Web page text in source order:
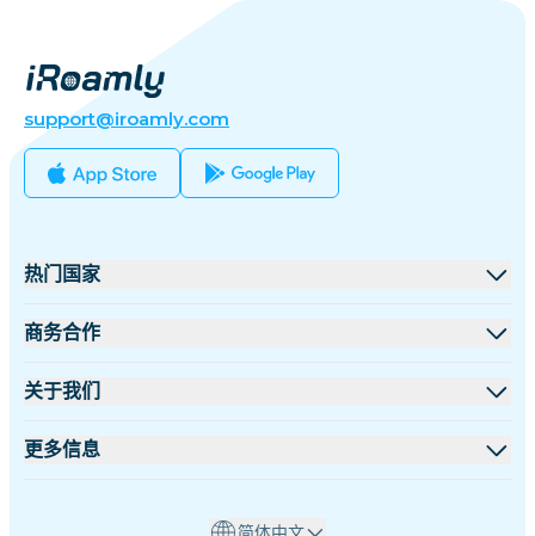
support@iroamly.com
热门国家
美国
法国
商务合作
批发平台
关于我们
关于 iRoamly
更多信息